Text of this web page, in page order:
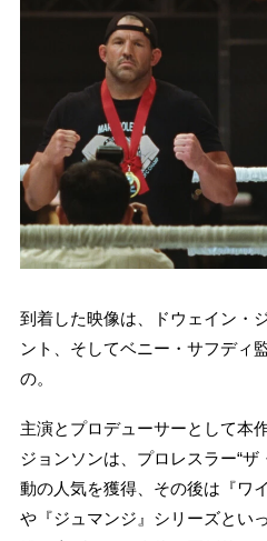
到着した映像は、ドウェイン・
ント、そしてベニー・サフディ
の。
主演とプロデューサーとして本
ジョンソンは、プロレスラー“ザ
動の人気を獲得、その後は『ワ
や『ジュマンジ』シリーズとい